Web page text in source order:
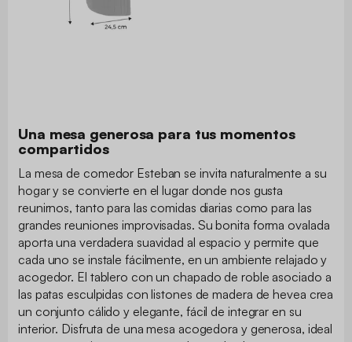
Una mesa generosa para tus momentos
compartidos
La mesa de comedor Esteban se invita naturalmente a su
hogar y se convierte en el lugar donde nos gusta
reunirnos, tanto para las comidas diarias como para las
grandes reuniones improvisadas. Su bonita forma ovalada
aporta una verdadera suavidad al espacio y permite que
cada uno se instale fácilmente, en un ambiente relajado y
acogedor. El tablero con un chapado de roble asociado a
las patas esculpidas con listones de madera de hevea crea
un conjunto cálido y elegante, fácil de integrar en su
interior. Disfruta de una mesa acogedora y generosa, ideal